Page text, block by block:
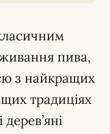
пива,
з найкращих
традиціях